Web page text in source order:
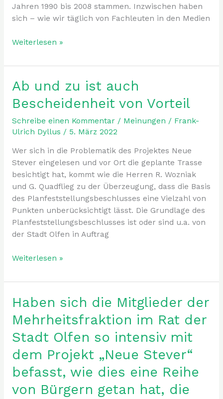
Jahren 1990 bis 2008 stammen. Inzwischen haben
sich – wie wir täglich von Fachleuten in den Medien
Weiterlesen »
Ab und zu ist auch
Bescheidenheit von Vorteil
Schreibe einen Kommentar / Meinungen / Frank-
Ulrich Dyllus / 5. März 2022
Wer sich in die Problematik des Projektes Neue
Stever eingelesen und vor Ort die geplante Trasse
besichtigt hat, kommt wie die Herren R. Wozniak
und G. Quadflieg zu der Überzeugung, dass die Basis
des Planfeststellungsbeschlusses eine Vielzahl von
Punkten unberücksichtigt lässt. Die Grundlage des
Planfeststellungsbeschlusses ist oder sind u.a. von
der Stadt Olfen in Auftrag
Ab
zu
ist
auch
von
Vorteil
Weiterlesen »
Haben sich die Mitglieder der
Mehrheitsfraktion im Rat der
Stadt Olfen so intensiv mit
dem Projekt „Neue Stever“
befasst, wie dies eine Reihe
von Bürgern getan hat, die
Haben
die
Mitglieder
Mehrheitsfraktion
im
der